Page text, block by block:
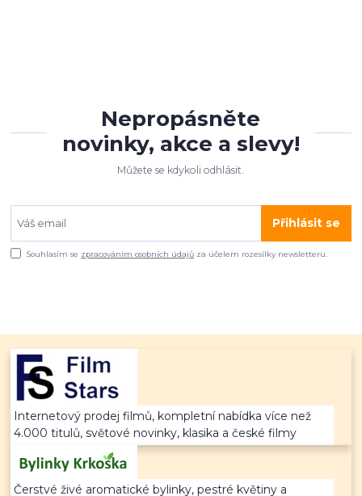
Nepropásněte
novinky, akce a slevy!
Můžete se kdykoli odhlásit.
Přihlásit se
Souhlasím se zpracováním osobních údajů za účelem rozesílky newsletteru.
Internetový prodej filmů, kompletní nabídka více než
4.000 titulů, světové novinky, klasika a české filmy
Čerstvé živé aromatické bylinky, pestré květiny a